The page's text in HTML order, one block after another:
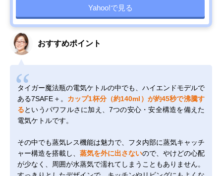
Yahoo!で見る
おすすめポイント
タイガー魔法瓶の電気ケトルの中でも、ハイエンドモデルで
ある7SAFE＋。 カップ1杯分（約140ml）が約45秒で沸騰す
るというパワフルさに加え、7つの安心・安全構造を備えた
電気ケトルです。
その中でも蒸気レス機能は魅力で、フタ内部に蒸気キャッチ
ャー構造を搭載し、 蒸気を外に出さないので、やけどの心配
が少なく、周囲が水蒸気で濡れてしまうこともありません。